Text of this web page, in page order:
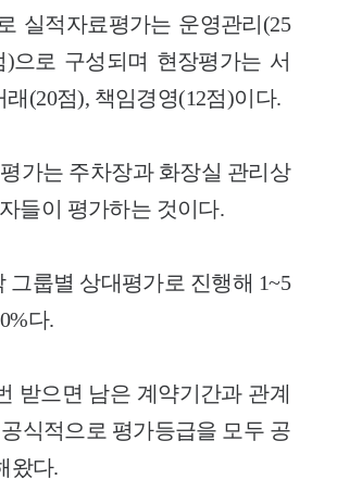
실적자료평가는 운영관리(25
)으로 구성되며 현장평가는 서
(20점), 책임경영(12점)이다.
가는 주차장과 화장실 관리상
들이 평가하는 것이다.
룹별 상대평가로 진행해 1~5
다.
받으면 남은 계약기간과 관계
식적으로 평가등급을 모두 공
왔다.